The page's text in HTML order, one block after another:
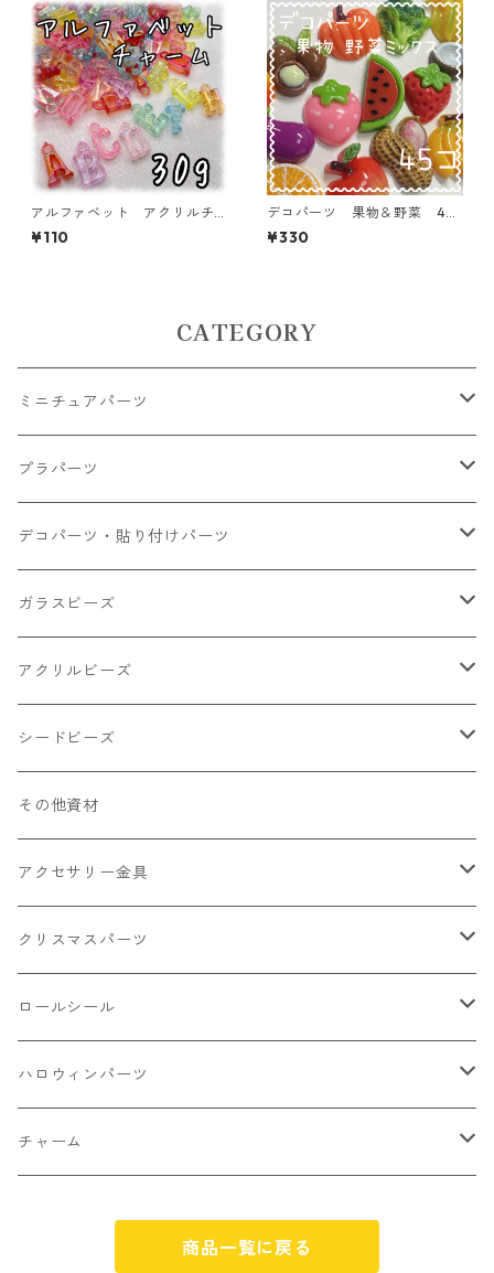
アルファベット アクリルチ
ャーム オーロラタイプ 30
ｇ 【ACM-EA-30G-AC】
¥110
デコパーツ 果物＆野菜 45
個入り 貼り付けパーツ【DP-
FU-MIX】
¥330
CATEGORY
ミニチュアパーツ
大きいパーツ グラス系
小さいパーツ グラス系
小物
カップ
プラパーツ
ナスカン カニカン
リング イヤリング パーツ
チェーンパーツ
プラチャーム
デコパーツ・貼り付けパーツ
食べ物系
キャンディ
ドーナツ
パン
ゼリー
アニマル系
うさぎ
くま
スライス棒
フレーク カット済
シール付き
フルーツ系 野菜果物
お花
ミニパーツ ネイル
雑貨系
シーズン系
ガラスビーズ
ミレフィオリ
ランプワーク
キャッツアイ
アクリルビーズ
丸玉6㎜ ラウンド
丸玉8㎜ ラウンド
カボチャ
クラック
ソロバン型
アルファベット
単文字
スマイル
シードビーズ
ミックス
2㎜
不透明
3㎜
不透明タイプ
ミックスタイプ
4㎜
その他資材
アクセサリー金具
カラー丸カン
10㎜
ボールチップ
ピアスパーツ
ヘアーパーツ
クリスマスパーツ
プラチャーム
デコパーツ 貼り付けパーツ
OPP袋
ロールシール
サンキュー
クリスマス
ハロウィンパーツ
おばけ
チャーム
商品一覧に戻る